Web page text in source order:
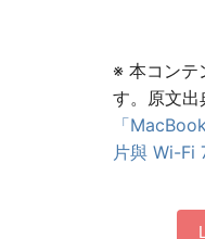
※ 本コンテ
す。原文出
「
片與 Wi-Fi